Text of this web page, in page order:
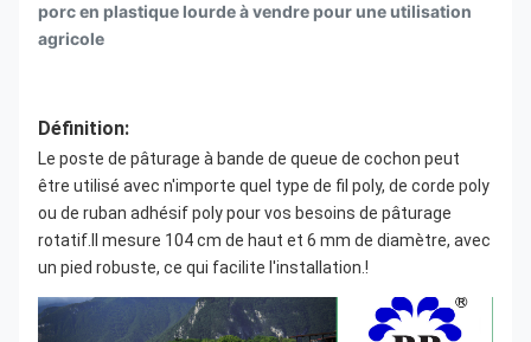
porc en plastique lourde à vendre pour une utilisation
agricole
Définition:
Le poste de pâturage à bande de queue de cochon peut
être utilisé avec n'importe quel type de fil poly, de corde poly
ou de ruban adhésif poly pour vos besoins de pâturage
rotatif.Il mesure 104 cm de haut et 6 mm de diamètre, avec
un pied robuste, ce qui facilite l'installation.!